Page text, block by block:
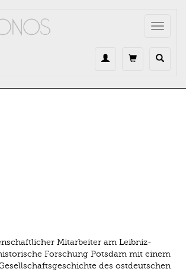
Toggle
Mitarbeiter am Leibniz-
Forschung Potsdam mit einem
des ostdeutschen